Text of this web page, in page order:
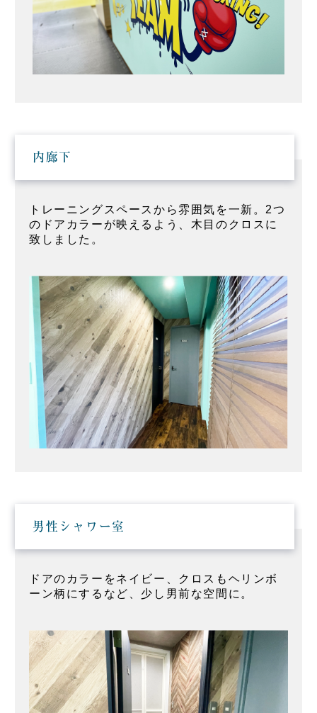
内廊下
トレーニングスペースから雰囲気を一新。2つ
のドアカラーが映えるよう、木目のクロスに
致しました。
男性シャワー室
ドアのカラーをネイビー、クロスもヘリンボ
ーン柄にするなど、少し男前な空間に。